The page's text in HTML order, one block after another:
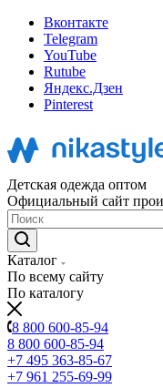
Вконтакте
Telegram
YouTube
Rutube
Яндекс.Дзен
Pinterest
Детская одежда оптом
Официальный сайт
Каталог
По всему сайту
По каталогу
8 800 600-85-94
8 800 600-85-94
+7 495 363-85-67
+7 961 255-69-99